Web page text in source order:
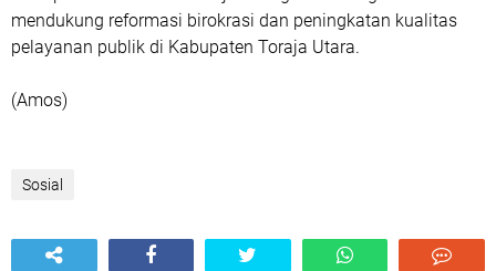
mendukung reformasi birokrasi dan peningkatan kualitas
pelayanan publik di Kabupaten Toraja Utara.
(Amos)
Sosial